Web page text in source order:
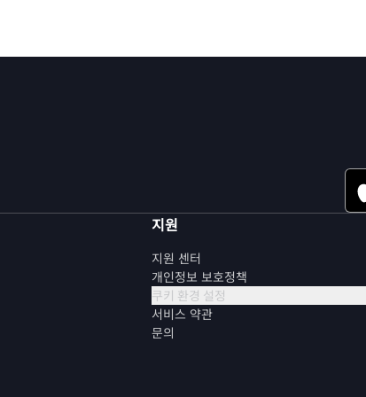
지원
지원 센터
개인정보 보호정책
쿠키 환경 설정
서비스 약관
문의